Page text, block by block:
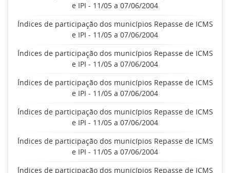
e IPI - 11/05 a 07/06/2004
Índices de participação dos municípios Repasse de ICMS
e IPI - 11/05 a 07/06/2004
Índices de participação dos municípios Repasse de ICMS
e IPI - 11/05 a 07/06/2004
Índices de participação dos municípios Repasse de ICMS
e IPI - 11/05 a 07/06/2004
Índices de participação dos municípios Repasse de ICMS
e IPI - 11/05 a 07/06/2004
Índices de participação dos municípios Repasse de ICMS
e IPI - 11/05 a 07/06/2004
Índices de participação dos municípios Repasse de ICMS